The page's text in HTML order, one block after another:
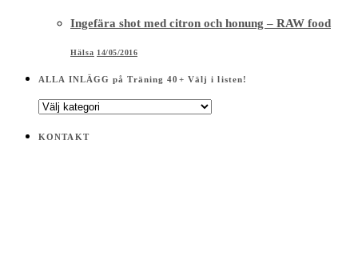
Ingefära shot med citron och honung – RAW food
Hälsa 14/05/2016
ALLA INLÄGG på Träning 40+ Välj i listen!
ALLA
på
KONTAKT